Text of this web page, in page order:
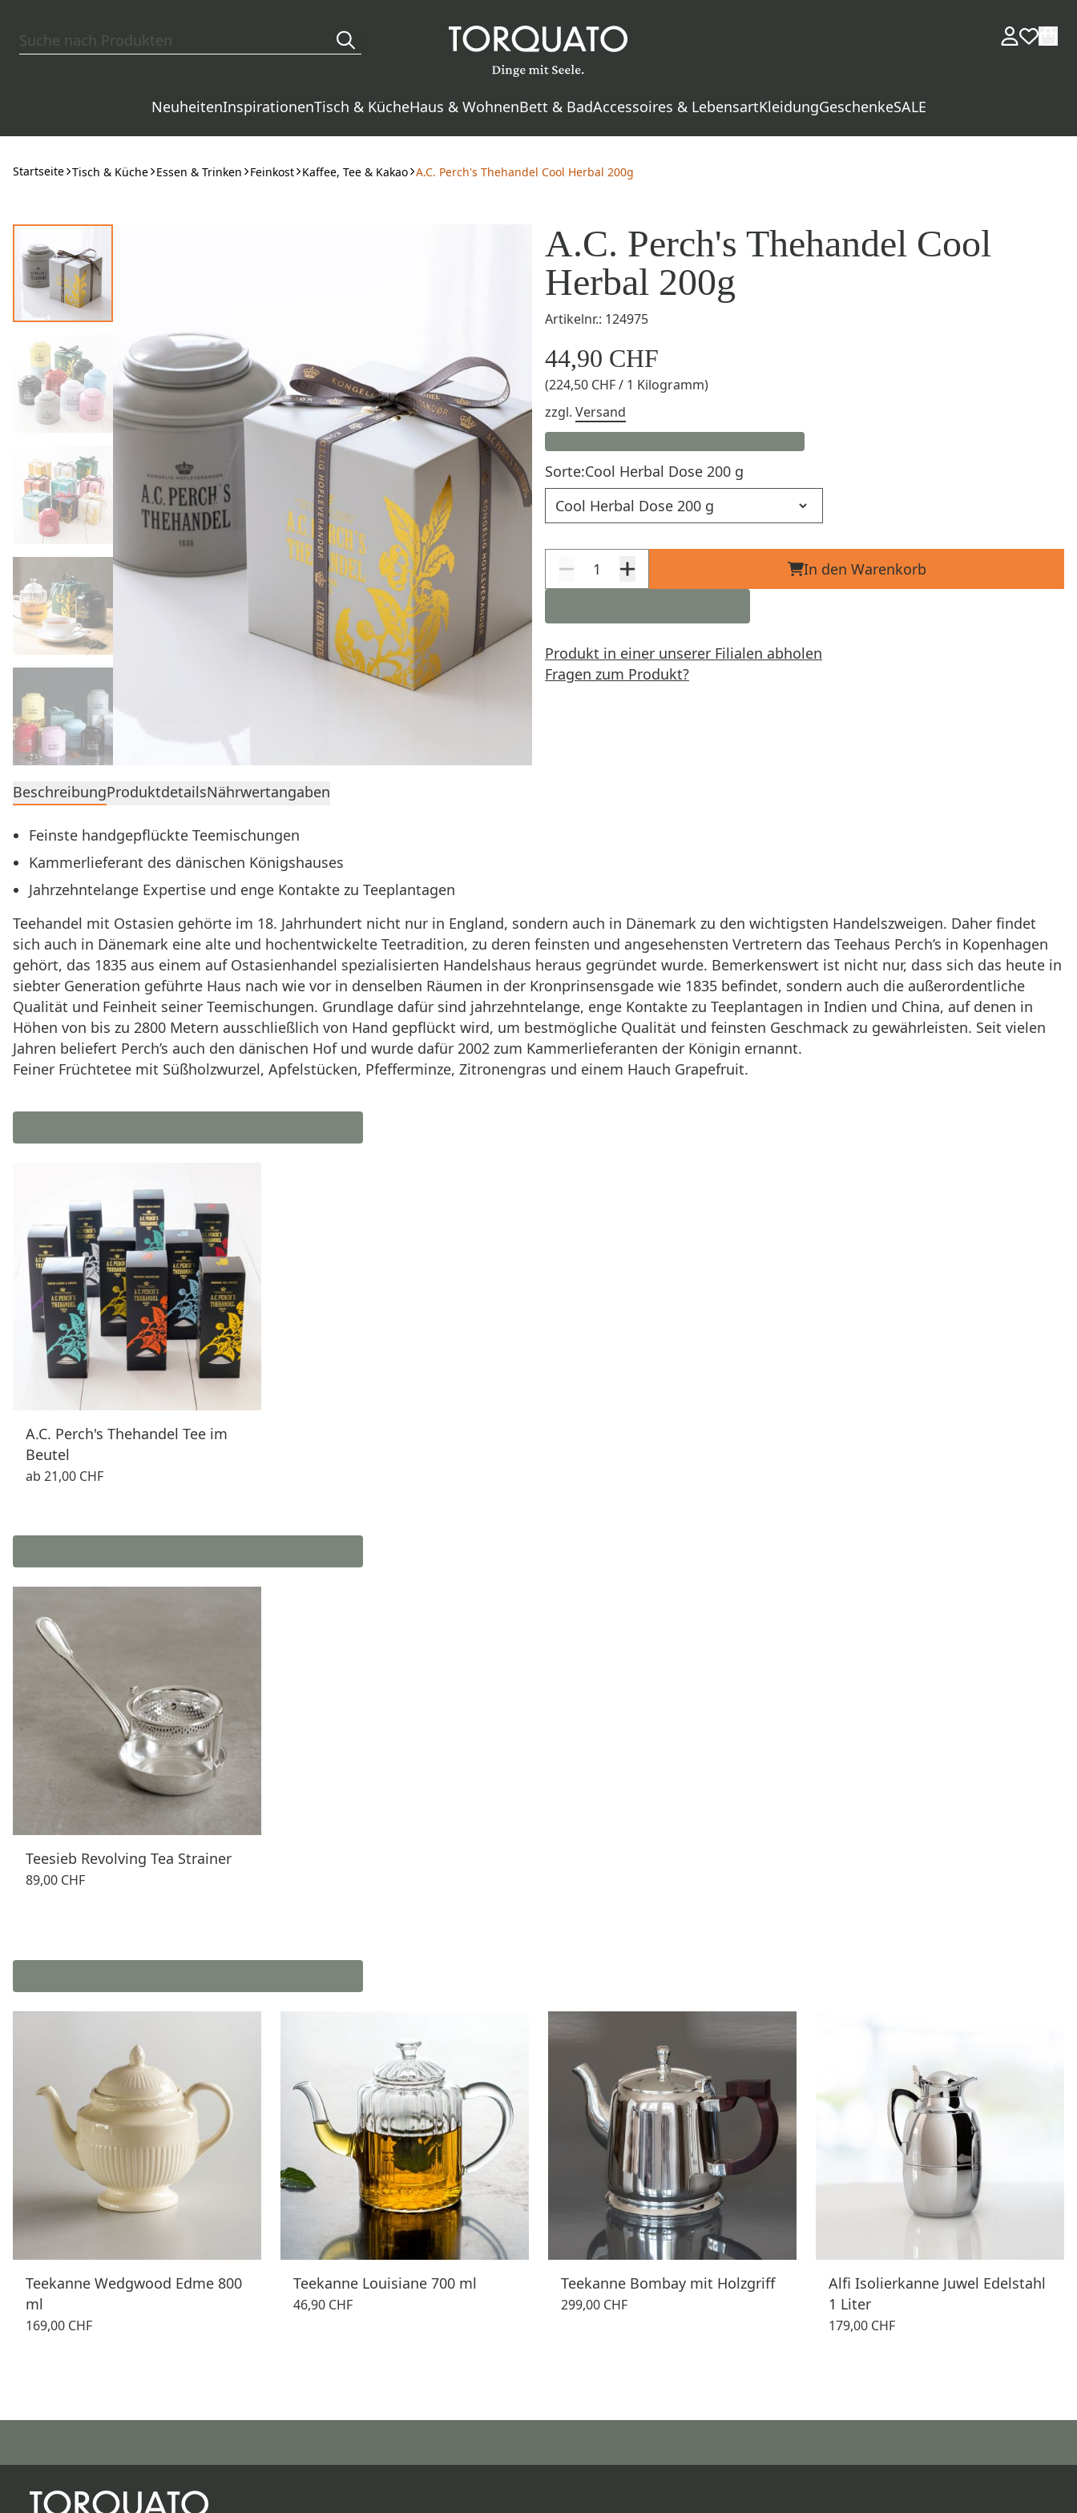
NeuheitenInspirationenTisch & KücheHaus & WohnenBett & BadAccessoires & LebensartKleidungGeschenkeSALE
Startseite Tisch & Küche Essen & Trinken Feinkost Kaffee, Tee & Kakao A.C. Perch's Thehandel Cool Herbal 200g
A.C. Perch's Thehandel Cool
Herbal 200g
Artikelnr.: 124975
44,90 CHF
(224,50 CHF / 1 Kilogramm)
zzgl. Versand
Sorte:Cool Herbal Dose 200 g
In den Warenkorb
Produkt in einer unserer Filialen abholen
Fragen zum Produkt?
BeschreibungProduktdetailsNährwertangaben
Feinste handgepflückte Teemischungen
Kammerlieferant des dänischen Königshauses
Jahrzehntelange Expertise und enge Kontakte zu Teeplantagen
Teehandel mit Ostasien gehörte im 18. Jahrhundert nicht nur in England, sondern auch in Dänemark zu den wichtigsten Handelszweigen. Daher findet
sich auch in Dänemark eine alte und hochentwickelte Teetradition, zu deren feinsten und angesehensten Vertretern das Teehaus Perch’s in Kopenhagen
gehört, das 1835 aus einem auf Ostasienhandel spezialisierten Handelshaus heraus gegründet wurde. Bemerkenswert ist nicht nur, dass sich das heute in
siebter Generation geführte Haus nach wie vor in denselben Räumen in der Kronprinsensgade wie 1835 befindet, sondern auch die außerordentliche
Qualität und Feinheit seiner Teemischungen. Grundlage dafür sind jahrzehntelange, enge Kontakte zu Teeplantagen in Indien und China, auf denen in
Höhen von bis zu 2800 Metern ausschließlich von Hand gepflückt wird, um bestmögliche Qualität und feinsten Geschmack zu gewährleisten. Seit vielen
Jahren beliefert Perch’s auch den dänischen Hof und wurde dafür 2002 zum Kammerlieferanten der Königin ernannt.
Feiner Früchtetee mit Süßholzwurzel, Apfelstücken, Pfefferminze, Zitronengras und einem Hauch Grapefruit.
A.C. Perch's Thehandel Tee im
Beutel
ab 21,00 CHF
Teesieb Revolving Tea Strainer
89,00 CHF
Teekanne Wedgwood Edme 800
ml
169,00 CHF
Teekanne Louisiane 700 ml
46,90 CHF
Teekanne Bombay mit Holzgriff
299,00 CHF
Alfi Isolierkanne Juwel Edelstahl
1 Liter
179,00 CHF